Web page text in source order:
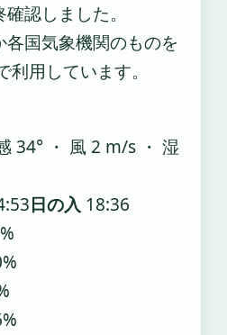
認しました。
国気象機関のものを
用しています。
34° ・ 風 2 m/s ・ 湿
日の入 18:36